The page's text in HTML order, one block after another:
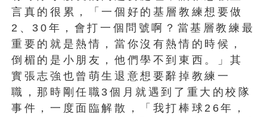
言真的很累，「一個好的基層教練想要做
2、30年，會打一個問號啊？當基層教練最
重要的就是熱情，當你沒有熱情的時候，
倒楣的是小朋友，他們學不到東西。」其
實張志強也曾萌生退意想要辭掉教練一
職，那時剛任職3個月就遇到了重大的校隊
事件，一度面臨解散，「我打棒球26年，